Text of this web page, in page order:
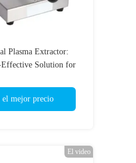
Plasma Extractor:
Effective Solution for
el mejor precio
El video